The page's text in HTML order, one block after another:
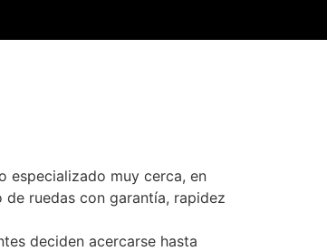
especializado muy cerca, en
ruedas con garantía, rapidez
deciden acercarse hasta